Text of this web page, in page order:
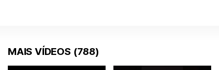
MAIS VÍDEOS (788)